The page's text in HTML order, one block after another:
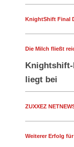
KnightShift Final
Die Milch fließt
Knightshift-
liegt bei
ZUXXEZ
Weiterer Erfolg